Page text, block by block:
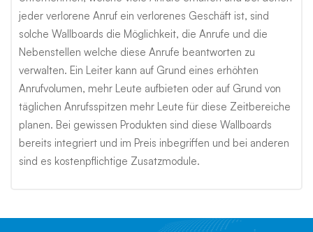
jeder verlorene Anruf ein verlorenes Geschäft ist, sind
solche Wallboards die Möglichkeit, die Anrufe und die
Nebenstellen welche diese Anrufe beantworten zu
verwalten. Ein Leiter kann auf Grund eines erhöhten
Anrufvolumen, mehr Leute aufbieten oder auf Grund von
täglichen Anrufsspitzen mehr Leute für diese Zeitbereiche
planen. Bei gewissen Produkten sind diese Wallboards
bereits integriert und im Preis inbegriffen und bei anderen
sind es kostenpflichtige Zusatzmodule.